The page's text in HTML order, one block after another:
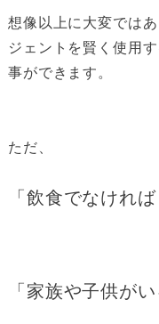
想像以上に大変では
ジェントを賢く使用
事ができます。
ただ、
「飲食でなけれ
「家族や子供が